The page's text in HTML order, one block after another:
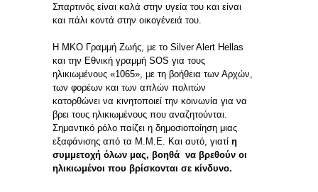
Σπαρτινός είναι καλά στην υγεία του και είναι
και πάλι κοντά στην οικογένειά του.
Η ΜΚΟ Γραμμή Ζωής, με το Silver Alert Hellas
και την Εθνική γραμμή SOS για τους
ηλικιωμένους «1065», με τη βοήθεια των Αρχών,
των φορέων και των απλών πολιτών
κατορθώνει να κινητοποιεί την κοινωνία για να
βρει τους ηλικιωμένους που αναζητούνται.
Σημαντικό ρόλο παίζει η δημοσιοποίηση μιας
εξαφάνισης από τα Μ.Μ.Ε. Και αυτό, γιατί η
συμμετοχή όλων μας, βοηθά να βρεθούν οι
ηλικιωμένοι που βρίσκονται σε κίνδυνο.